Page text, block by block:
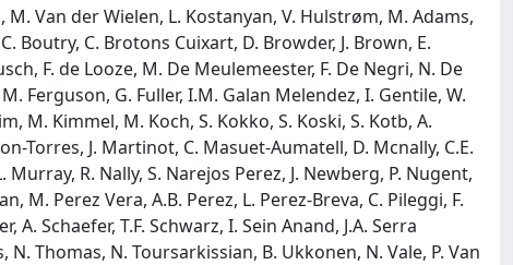
M. Van der Wielen, L. Kostanyan, V. Hulstrøm, M. Adams,
Boutry, C. Brotons Cuixart, D. Browder, J. Brown, E.
F. de Looze, M. De Meulemeester, F. De Negri, N. De
Ferguson, G. Fuller, I.M. Galan Melendez, I. Gentile, W.
M. Kimmel, M. Koch, S. Kokko, S. Koski, S. Kotb, A.
Torres, J. Martinot, C. Masuet-Aumatell, D. Mcnally, C.E.
R. Nally, S. Narejos Perez, J. Newberg, P. Nugent,
M. Perez Vera, A.B. Perez, L. Perez-Breva, C. Pileggi, F.
Schaefer, T.F. Schwarz, I. Sein Anand, J.A. Serra
N. Thomas, N. Toursarkissian, B. Ukkonen, N. Vale, P. Van